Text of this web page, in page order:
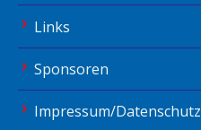
Links
Sponsoren
Impressum/Datenschutz